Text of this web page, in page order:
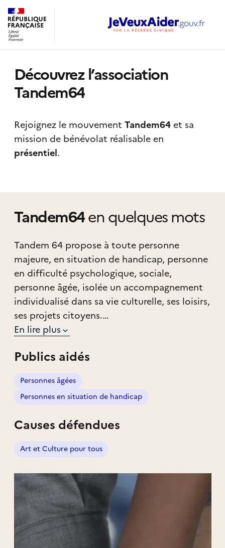
Découvrez l’association
Tandem64
Rejoignez le mouvement Tandem64et sa
mission de bénévolat réalisable en
présentiel.
Tandem64en quelques mots
Tandem 64 propose à toute personne
majeure, en situation de handicap, personne
en difficulté psychologique, sociale,
personne âgée, isolée un accompagnement
individualisé dans sa vie culturelle, ses loisirs,
ses projets citoyens.
Les accompagnements sont réalisés par une
d’horizons divers, dans un esprit de grande
solidarité et de générosité.
En lire plus
Publics aidés
Personnes âgées
Personnes en situation de handicap
Causes défendues
Art et Culture pour tous